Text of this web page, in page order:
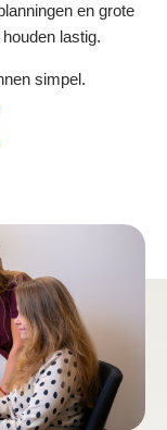
en grote
lastig.
simpel.